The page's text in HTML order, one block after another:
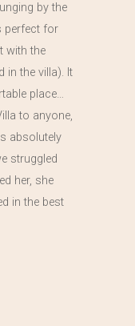
by the
perfect for
with the
in the villa). It
place…
to anyone,
absolutely
struggled
her, she
in the best